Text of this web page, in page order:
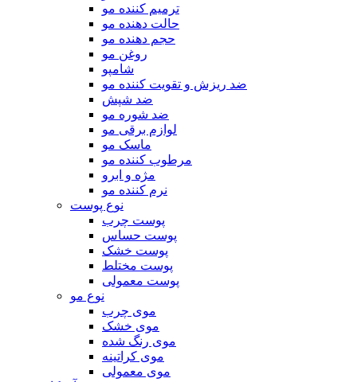
ترمیم کننده مو
حالت دهنده مو
حجم دهنده مو
روغن مو
شامپو
ضد ریزش و تقویت کننده مو
ضد شپش
ضد شوره مو
لوازم برقی مو
ماسک مو
مرطوب کننده مو
مژه و ابرو
نرم کننده مو
نوع پوست
پوست چرب
پوست حساس
پوست خشک
پوست مختلط
پوست معمولی
نوع مو
موی چرب
موی خشک
موی رنگ شده
موی کراتینه
موی معمولی